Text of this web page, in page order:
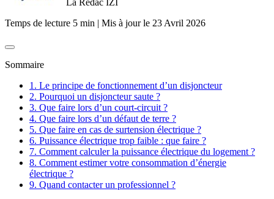
Temps de lecture 5 min | Mis à jour le 23 Avril 2026
Sommaire
1. Le principe de fonctionnement d’un disjoncteur
2. Pourquoi un disjoncteur saute ?
3. Que faire lors d’un court-circuit ?
4. Que faire lors d’un défaut de terre ?
5. Que faire en cas de surtension électrique ?
6. Puissance électrique trop faible : que faire ?
7. Comment calculer la puissance électrique du logement ?
8. Comment estimer votre consommation d’énergie
électrique ?
9. Quand contacter un professionnel ?